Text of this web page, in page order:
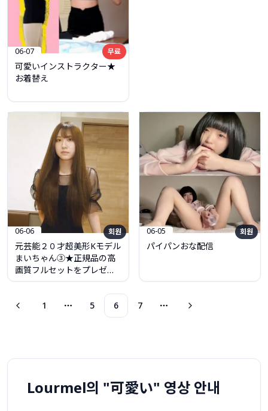
可愛いインストラクター★
お着替え
무료
06-07
元芸能２０才超美形Kモデル
まいちゃん③★正規品の高
画質フルセットをプレゼン
ト★
회원
06-06
パイパンおな配信
회원
06-05
1 More pages
5 6 7 More pages
Lourmel의 "可愛い" 영상 안내